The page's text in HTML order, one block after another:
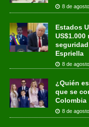
8 de
Estados
Espriella
8 de
¿Quién
que se
Colombia
8 de